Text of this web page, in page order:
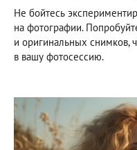
Не бойтесь
на фотографии.
и оригинальных снимков,
в вашу фотосессию.